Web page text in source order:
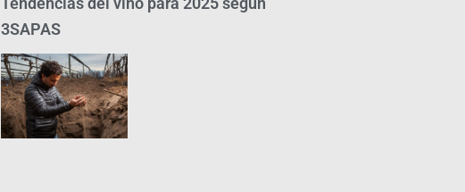
3SAPAS